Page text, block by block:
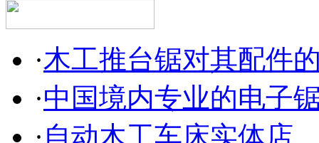
·木工推台锯对其配件
·中国境内专业的电子
· 自动木工车床实体店